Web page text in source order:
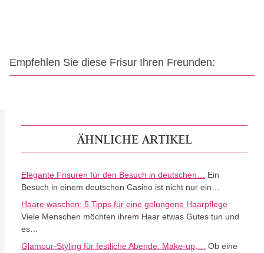
Empfehlen Sie diese Frisur Ihren Freunden:
ÄHNLICHE ARTIKEL
Elegante Frisuren für den Besuch in deutschen…
Ein
Besuch in einem deutschen Casino ist nicht nur ein…
Haare waschen: 5 Tipps für eine gelungene Haarpflege
Viele Menschen möchten ihrem Haar etwas Gutes tun und
es…
Glamour-Styling für festliche Abende: Make-up,…
Ob eine